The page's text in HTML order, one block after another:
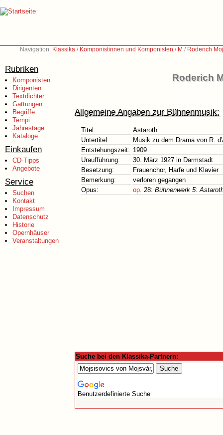
Navigation: Klassika / Komponistinnen und Komponisten / M / Roderich
Rubriken
Komponisten
Dirigenten
Textdichter
Gattungen
Begriffe
Tempi
Jahrestage
Kataloge
Einkaufen
CD-Tipps
Angebote
Service
Suchen
Kontakt
Impressum
Datenschutz
Historie
Opernhäuser
Veranstaltungen
Roderich
Allgemeine Angaben zur Bühnenmusik:
Titel:
Astaroth
Untertitel:
Musik zu dem Drama von R.
Entstehungszeit: 1909
Uraufführung:
30. März 1927 in Darmstadt
Besetzung:
Frauenchor, Harfe und Klavier
Bemerkung:
verloren gegangen
Opus:
op. 28: Bühnenwerk 5:
Suche bei den Klassika-Partnern:
Benutzerdefinierte Suche